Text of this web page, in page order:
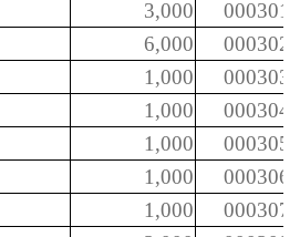
3,000
000301
6,000
000302
1,000
000303
1,000
000304
1,000
000305
1,000
000306
1,000
000307